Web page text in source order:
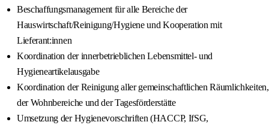
Beschaffungsmanagement für alle Bereiche der
Hauswirtschaft/Reinigung/Hygiene und Kooperation mit
Lieferant:innen
Koordination der innerbetrieblichen Lebensmittel- und
Hygieneartikelausgabe
Koordination der Reinigung aller gemeinschaftlichen Räumlichkeiten,
der Wohnbereiche und der Tagesförderstätte
Umsetzung der Hygienevorschriften (HACCP, IfSG,